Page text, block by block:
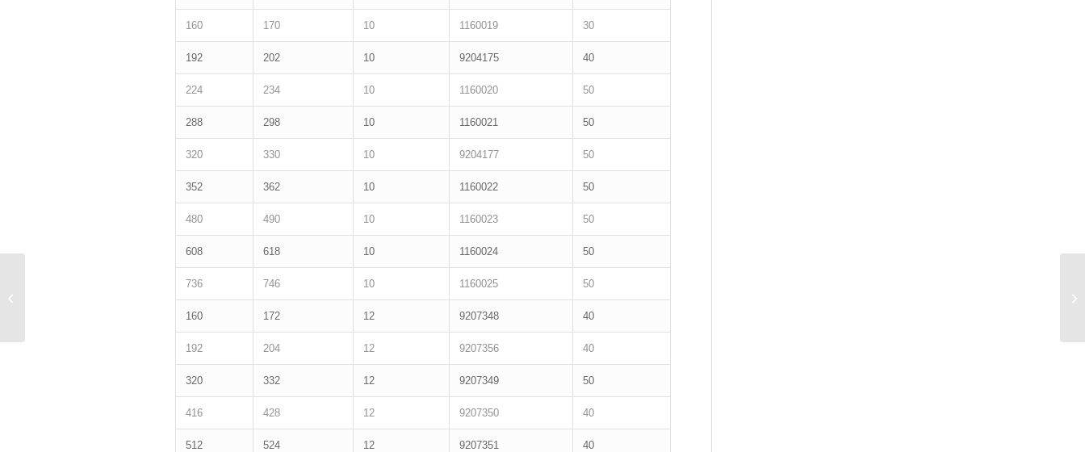
160 170 10 1160019 30
192 202 10 9204175 40
224 234 10 1160020 50
288 298 10 1160021 50
320 330 10 9204177 50
352 362 10 1160022 50
480 490 10 1160023 50
608 618 10 1160024 50
736 746 10 1160025 50
160 172 12 9207348 40
192 204 12 9207356 40
320 332 12 9207349 50
416 428 12 9207350 40
512 524 12 9207351 40